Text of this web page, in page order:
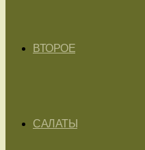
ВТОРОЕ
САЛАТЫ